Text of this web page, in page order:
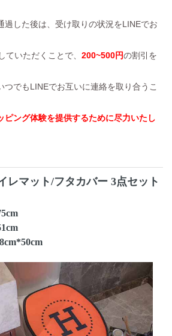
した後は、受け取りの状況をLINEでお
いただくことで、 200~500円の割引を
でもLINEでお互いに連絡を取り合うこ
ピング体験を提供するために尽力いたし
レマット/フタカバー 3点セット